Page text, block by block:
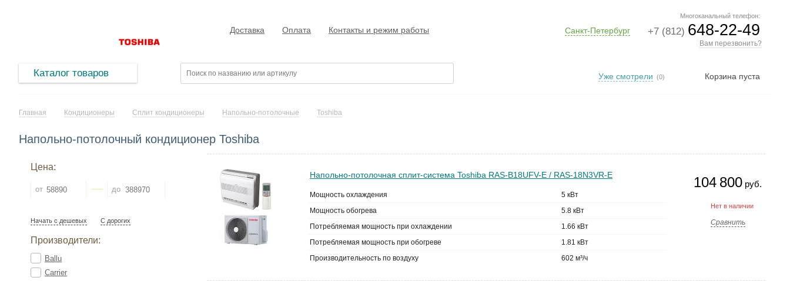
Многоканальный телефон:
+7 (812) 648-22-49
Вам перезвонить?
Санкт-Петербург
Доставка Оплата Контакты и режим работы
Каталог товаров Корзина пуста
Уже смотрели (0)
Главная Кондиционеры Сплит кондиционеры Напольно-потолочные Toshiba
Напольно-потолочный кондиционер Toshiba
Цена:
от до
Начать с дешевых С дорогих
Производители:
Ballu
Carrier
104 800 руб.
Нет в наличии
Сравнить
Напольно-потолочная сплит-система Toshiba RAS-B18UFV-E / RAS-18N3VR-E
Мощность охлаждения
5 кВт
Мощность обогрева
5.8 кВт
Потребляемая мощность при охлаждении
1.66 кВт
Потребляемая мощность при обогреве
1.81 кВт
Производительность по воздуху
602 м³/ч